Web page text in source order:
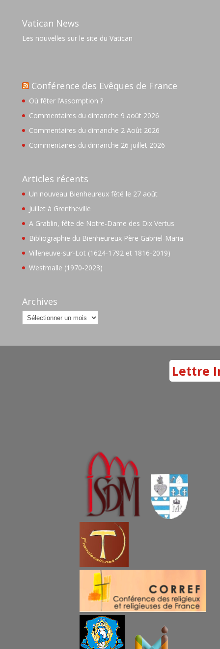
Vatican News
Les nouvelles sur le site du Vatican
Conférence des Evêques de France
Où fêter l’Assomption ?
Commentaires du dimanche 9 août 2026
Commentaires du dimanche 2 Août 2026
Commentaires du dimanche 26 juillet 2026
Articles récents
Un nouveau Bienheureux fêté le 27 août
Juillet à Grentheville
A Grablin, fête de Notre-Dame des Dix Vertus
Bibliographie du Bienheureux Père Gabriel-Maria
Villeneuve-sur-Lot (1624-1792 et 1816-2019)
Westmalle (1970-2023)
Archives
Archives
Lettre